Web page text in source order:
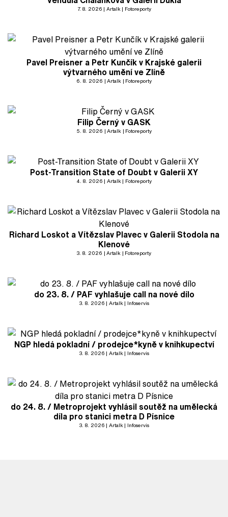
7. 8. 2026 Artalk Fotoreporty
Pavel Preisner a Petr Kunčík v Krajské galerii
výtvarného umění ve Zlíně
6. 8. 2026 Artalk Fotoreporty
Filip Černý v GASK
5. 8. 2026 Artalk Fotoreporty
Post-Transition State of Doubt v Galerii XY
4. 8. 2026 Artalk Fotoreporty
Richard Loskot a Vítězslav Plavec v Galerii Stodola na
Klenové
3. 8. 2026 Artalk Fotoreporty
do 23. 8. / PAF vyhlašuje call na nové dílo
3. 8. 2026 Artalk Infoservis
NGP hledá pokladní / prodejce*kyně v knihkupectví
3. 8. 2026 Artalk Infoservis
do 24. 8. / Metroprojekt vyhlásil soutěž na umělecká
díla pro stanici metra D Písnice
3. 8. 2026 Artalk Infoservis